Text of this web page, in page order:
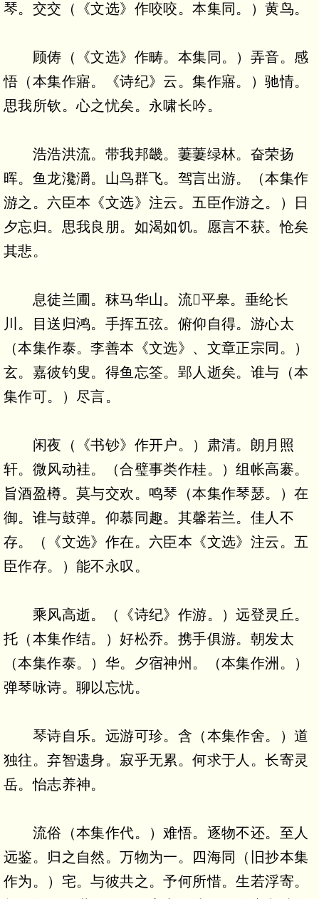
琴。交交（《文选》作咬咬。本集同。）黄鸟。
顾俦（《文选》作畴。本集同。）弄音。感
悟（本集作寤。《诗纪》云。集作寤。）驰情。
思我所钦。心之忧矣。永啸长吟。
浩浩洪流。带我邦畿。萋萋绿林。奋荣扬
晖。鱼龙瀺灂。山鸟群飞。驾言出游。（本集作
游之。六臣本《文选》注云。五臣作游之。）日
夕忘归。思我良朋。如渴如饥。愿言不获。怆矣
其悲。
息徒兰圃。秣马华山。流平皋。垂纶长
川。目送归鸿。手挥五弦。俯仰自得。游心太
（本集作泰。李善本《文选》、文章正宗同。）
玄。嘉彼钓叟。得鱼忘筌。郢人逝矣。谁与（本
集作可。）尽言。
闲夜（《书钞》作开户。）肃清。朗月照
轩。微风动袿。（合璧事类作桂。）组帐高褰。
旨酒盈樽。莫与交欢。鸣琴（本集作琴瑟。）在
御。谁与鼓弹。仰慕同趣。其馨若兰。佳人不
存。（《文选》作在。六臣本《文选》注云。五
臣作存。）能不永叹。
乘风高逝。（《诗纪》作游。）远登灵丘。
托（本集作结。）好松乔。携手俱游。朝发太
（本集作泰。）华。夕宿神州。（本集作洲。）
弹琴咏诗。聊以忘忧。
琴诗自乐。远游可珍。含（本集作舍。）道
独往。弃智遗身。寂乎无累。何求于人。长寄灵
岳。怡志养神。
流俗（本集作代。）难悟。逐物不还。至人
远鉴。归之自然。万物为一。四海同（旧抄本集
作为。）宅。与彼共之。予何所惜。生若浮寄。